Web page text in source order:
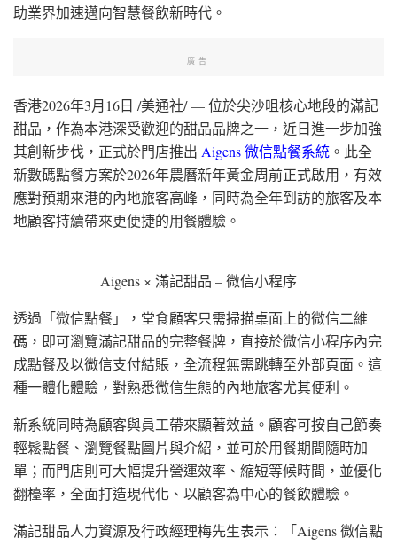
助業界加速邁向智慧餐飲新時代。
廣告
香港2026年3月16日 /美通社/ — 位於尖沙咀核心地段的滿記
甜品，作為本港深受歡迎的甜品品牌之一，近日進一步加強
其創新步伐，正式於門店推出 Aigens 微信點餐系統 。此全
新數碼點餐方案於2026年農曆新年黃金周前正式啟用，有效
應對預期來港的內地旅客高峰，同時為全年到訪的旅客及本
地顧客持續帶來更便捷的用餐體驗。
Aigens × 滿記甜品 – 微信小程序
透過「微信點餐」，堂食顧客只需掃描桌面上的微信二維
碼，即可瀏覽滿記甜品的完整餐牌，直接於微信小程序內完
成點餐及以微信支付結賬，全流程無需跳轉至外部頁面。這
種一體化體驗，對熟悉微信生態的內地旅客尤其便利。
新系統同時為顧客與員工帶來顯著效益。顧客可按自己節奏
輕鬆點餐、瀏覽餐點圖片與介紹，並可於用餐期間隨時加
單；而門店則可大幅提升營運效率、縮短等候時間，並優化
翻檯率，全面打造現代化、以顧客為中心的餐飲體驗。
滿記甜品人力資源及行政經理梅先生表示：「Aigens 微信點